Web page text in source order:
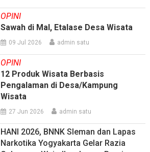
OPINI
Sawah di Mal, Etalase Desa Wisata
09 Jul 2026 admin satu
OPINI
12 Produk Wisata Berbasis
Pengalaman di Desa/Kampung
Wisata
27 Jun 2026 admin satu
HANI 2026, BNNK Sleman dan Lapas
Narkotika Yogyakarta Gelar Razia